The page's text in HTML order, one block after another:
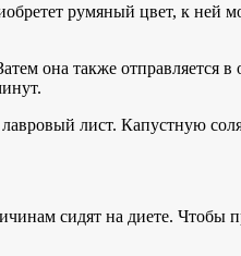
румяный цвет, к ней
она также отправляется
лист. Капустную
сидят на диете.